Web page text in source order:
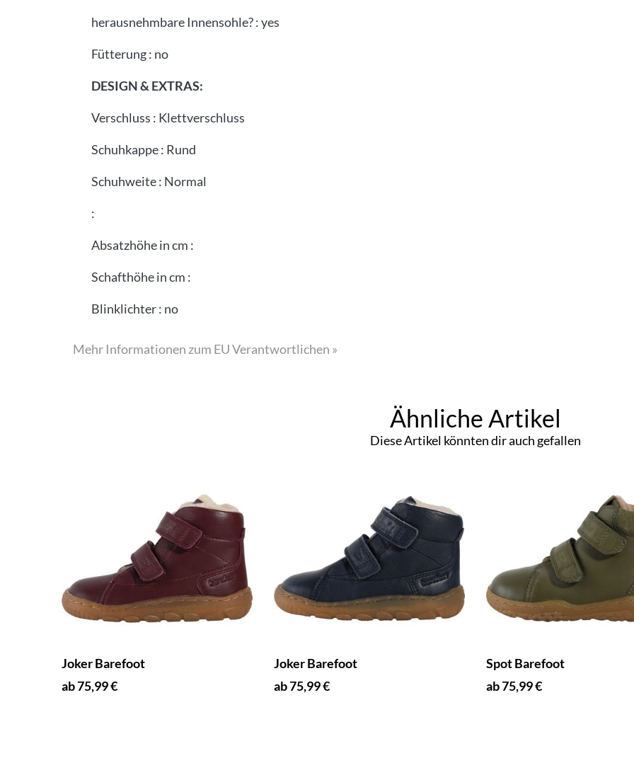
herausnehmbare Innensohle?:yes
Fütterung: no
DESIGN & EXTRAS:
Verschluss : Klettverschluss
Schuhkappe: Rund
Schuhweite: Normal
:
Absatzhöhe in cm :
Schafthöhe in cm :
Blinklichter: no
Mehr Informationen zum EU Verantwortlichen »
Ähnliche Artikel
Diese Artikel könnten dir auch gefallen
Joker Barefoot
ab 75,99 €
Joker Barefoot
ab 75,99 €
Spot Barefoot
ab 75,99 €